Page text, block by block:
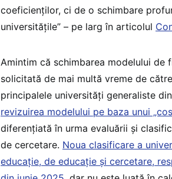
coeficienților, ci de o schimbare
universitățile” – pe larg în articolul
Amintim că schimbarea modelului
solicitată de mai multă vreme de
principalele universități generaliste
revizuirea modelului pe baza unui
diferențiată în urma evaluării și
de cercetare. Noua clasificare a
educație, de educație și cercetare,